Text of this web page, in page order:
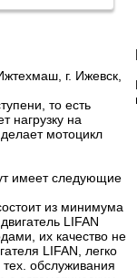
г. Ижевск,
то есть
нагрузку на
мотоцикл
имеет следующие
из минимума
LIFAN
их качество не
LIFAN, легко
обслуживания